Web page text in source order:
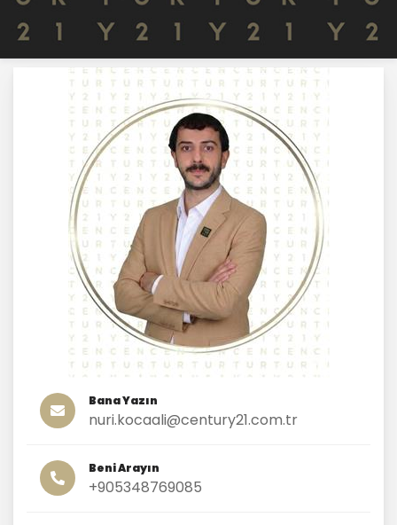
Bana Yazın
nuri.kocaali@century21.com.tr
Beni Arayın
+905348769085